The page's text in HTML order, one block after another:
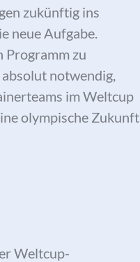
zukünftig ins
neue Aufgabe.
Programm zu
notwendig,
im Weltcup
olympische Zukunft
Weltcup-